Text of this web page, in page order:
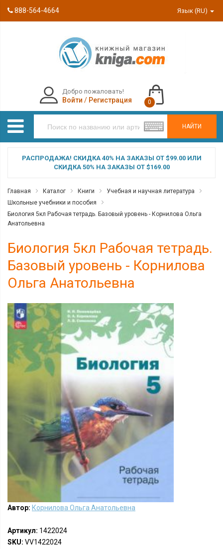
888-564-4664 Язык (RU)
НАЙТИ
Добро пожаловать!
Войти / Регистрация 0
РАСПРОДАЖА! СКИДКА 40% НА ЗАКАЗЫ ОТ $99.00 ИЛИ
СКИДКА 50% НА ЗАКАЗЫ ОТ $169.00
Главная Каталог Книги
Учебная и научная литература
Школьные учебники и пособия
Биология 5кл Рабочая тетрадь. Базовый уровень - Корнилова Ольга
Анатольевна
Биология 5кл Рабочая тетрадь.
Базовый уровень - Корнилова
Ольга Анатольевна
Автор: Корнилова Ольга Анатольевна
Артикул: 1422024
SKU: VV1422024